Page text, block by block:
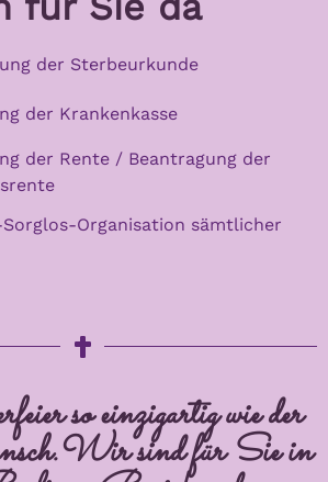
der Sterbeurkunde
der Krankenkasse
der Rente / Beantragung der
Organisation sämtlicher
so einzigartig wie der
sind für Sie in